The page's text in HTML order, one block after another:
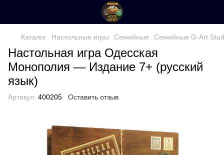
Каталог Настольные игры Семейные Семейные G-Art
Настольная игра Одесская
Монополия — Издание 7+ (русский
язык)
Артикул: 400205 Оставить отзыв